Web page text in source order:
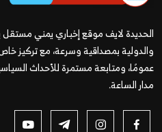
الحديدة لايف موقع إخباري يمني مستقل
والدولية بمصداقية وسرعة، مع تركيز
عمومًا، ومتابعة مستمرة للأحداث
مدار الساعة.